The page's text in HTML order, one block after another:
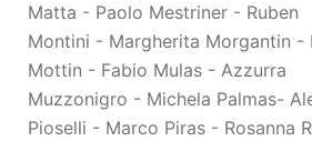
Matta - Paolo Mestriner - Ruben
Montini - Margherita Morgantin -
Mottin - Fabio Mulas - Azzurra
Muzzonigro - Michela Palmas-
Pioselli - Marco Piras - Rosanna